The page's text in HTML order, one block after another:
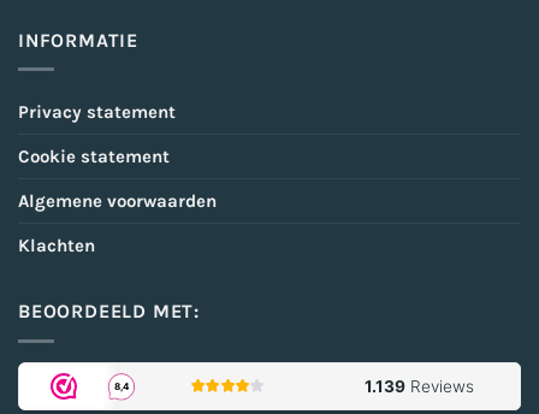
INFORMATIE
Privacy statement
Cookie statement
Algemene voorwaarden
Klachten
BEOORDEELD MET: